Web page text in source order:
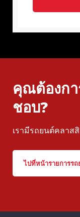
คุณต้องก
ชอบ?
เรามีรถยนต์คลาส
ไปที่หน้ารายการร